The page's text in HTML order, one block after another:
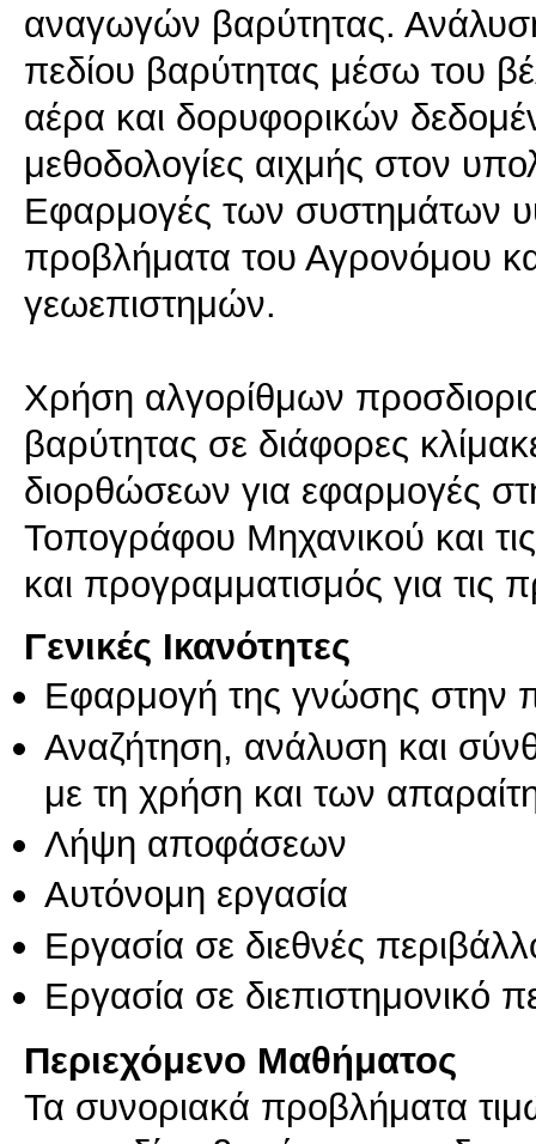
αναγωγών βαρύτητας.
πεδίου βαρύτητας μέσω του
αέρα και δορυφορικών
μεθοδολογίες αιχμής στον
Εφαρμογές των συστημάτων
προβλήματα του Αγρονόμου
γεωεπιστημών.
Χρήση αλγορίθμων
βαρύτητας σε διάφορες
διορθώσεων για εφαρμογές
Τοπογράφου Μηχανικού και
Γενικές Ικανότητες
Εφαρμογή της γνώσης στην
Αναζήτηση, ανάλυση και
με τη χρήση και των
Λήψη αποφάσεων
Αυτόνομη εργασία
Εργασία σε διεθνές
Εργασία σε διεπιστημονικό
Περιεχόμενο Μαθήματος
Τα συνοριακά προβλήματα